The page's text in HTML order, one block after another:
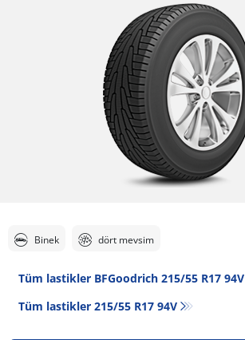
Binek dört mevsim
Tüm lastikler BFGoodrich 215/55 R17 94V
Tüm lastikler‎ 215/55 R17 94V